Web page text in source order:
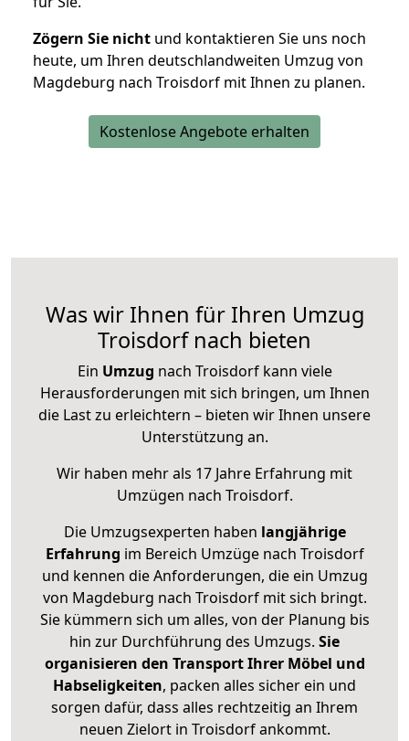
Zögern Sie nicht und kontaktieren Sie uns noch
heute, um Ihren deutschlandweiten Umzug von
Magdeburg nach Troisdorf mit Ihnen zu planen.
Kostenlose Angebote erhalten
Was wir Ihnen für Ihren Umzug
Troisdorf nach bieten
Ein Umzug nach Troisdorf kann viele
Herausforderungen mit sich bringen, um Ihnen
die Last zu erleichtern – bieten wir Ihnen unsere
Unterstützung an.
Wir haben mehr als 17 Jahre Erfahrung mit
Umzügen nach Troisdorf.
Die Umzugsexperten haben langjährige
Erfahrung im Bereich Umzüge nach Troisdorf
und kennen die Anforderungen, die ein Umzug
von Magdeburg nach Troisdorf mit sich bringt.
Sie kümmern sich um alles, von der Planung bis
hin zur Durchführung des Umzugs. Sie
organisieren den Transport Ihrer Möbel und
Habseligkeiten, packen alles sicher ein und
sorgen dafür, dass alles rechtzeitig an Ihrem
neuen Zielort in Troisdorf ankommt.